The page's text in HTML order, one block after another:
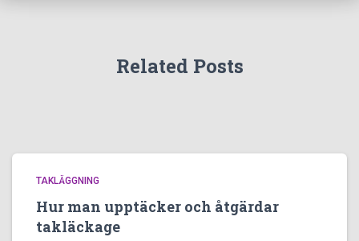
Related Posts
TAKLÄGGNING
Hur man upptäcker och åtgärdar
takläckage